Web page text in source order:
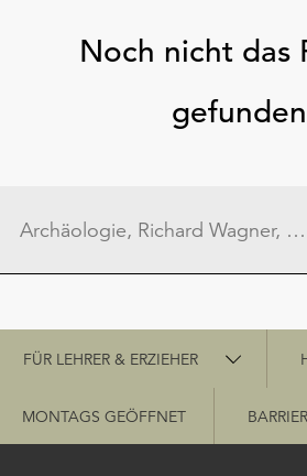
Noch nicht das
Schnellzugriff
FÜR LEHRER & ERZIEHER
MONTAGS GEÖFFNET